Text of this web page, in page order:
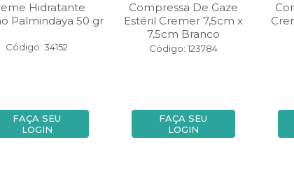
Hidratante
Palmindaya 50 gr
Código: 34152
FAÇA SEU
LOGIN
Compressa De Gaze
Estéril Cremer 7,5cm x
7,5cm Branco
Código: 123784
FAÇA SEU
LOGIN